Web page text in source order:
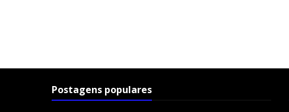
Postagens populares